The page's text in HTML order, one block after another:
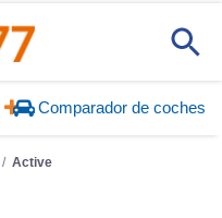
Comparador de coches
Active